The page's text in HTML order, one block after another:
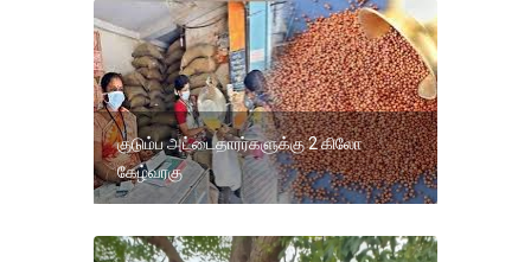
குடும்ப அட்டைதாரர்களுக்கு 2 கிலோ
கேழ்வரகு